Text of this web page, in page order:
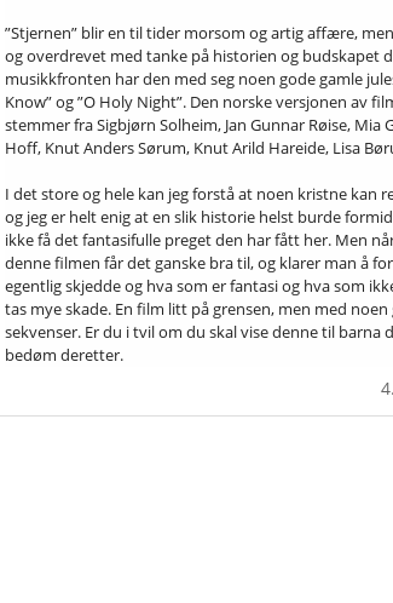
”Stjernen” blir en til tider morsom og artig affære,
og overdrevet med tanke på historien og budskapet
musikkfronten har den med seg noen gode gamle
Know” og ”O Holy Night”. Den norske versjonen av
stemmer fra Sigbjørn Solheim, Jan Gunnar Røise, Mia
Hoff, Knut Anders Sørum, Knut Arild Hareide, Lisa
I det store og hele kan jeg forstå at noen kristne kan
og jeg er helt enig at en slik historie helst burde
ikke få det fantasifulle preget den har fått her. Men
denne filmen får det ganske bra til, og klarer man å
egentlig skjedde og hva som er fantasi og hva som
tas mye skade. En film litt på grensen, men med noen
sekvenser. Er du i tvil om du skal vise denne til barna
bedøm deretter.